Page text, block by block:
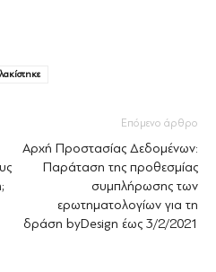
Επόμενο άρθρο
Αρχή Προστασίας Δεδομένων:
Παράταση της προθεσμίας
συμπλήρωσης των
ερωτηματολογίων για τη
δράση byDesign έως 3/2/2021